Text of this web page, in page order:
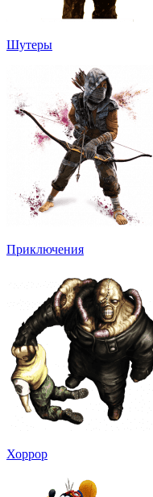
Шутеры
Приключения
Хоррор